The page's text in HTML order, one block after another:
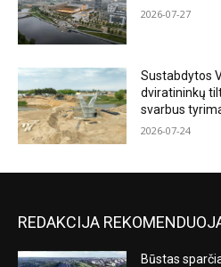
2026-07-27
Sustabdytos
dviratininkų
svarbus
2026-07-24
REDAKCIJA
Būstas